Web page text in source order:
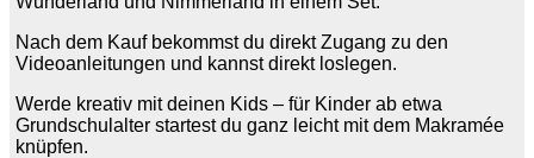
Nach dem Kauf bekommst du direkt Zugang zu den
Videoanleitungen und kannst direkt loslegen.
Werde kreativ mit deinen Kids – für Kinder ab etwa
Grundschulalter startest du ganz leicht mit dem Makramée
knüpfen.